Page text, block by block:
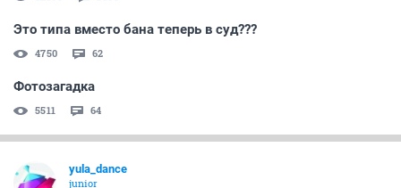
Это типа вместо бана теперь в суд???
4750 62
Фотозагадка
5511 64
yula_dance
junior